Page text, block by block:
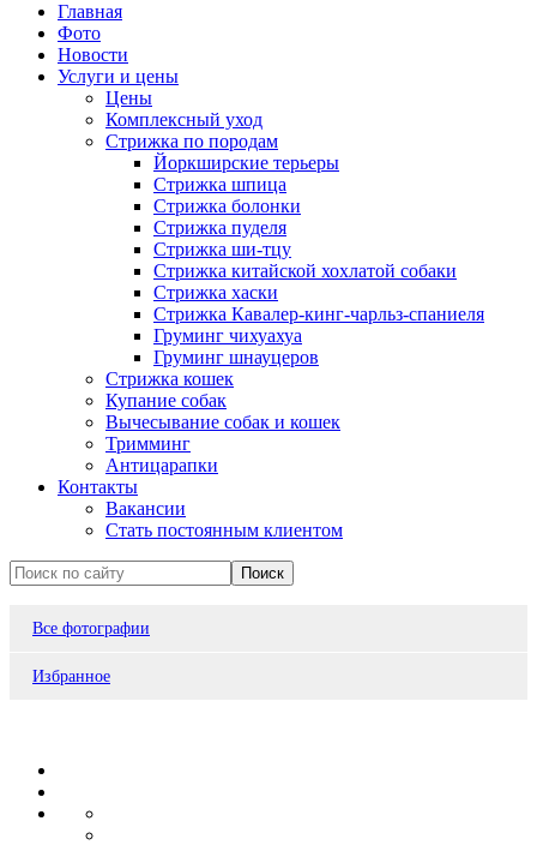
Главная
Фото
Новости
Услуги и цены
Цены
Комплексный уход
Стрижка по породам
Йоркширские терьеры
Стрижка шпица
Стрижка болонки
Стрижка пуделя
Стрижка ши-тцу
Стрижка китайской хохлатой собаки
Стрижка хаски
Стрижка Кавалер-кинг-чарльз-спаниеля
Груминг чихуахуа
Груминг шнауцеров
Стрижка кошек
Купание собак
Вычесывание собак и кошек
Тримминг
Антицарапки
Контакты
Вакансии
Стать постоянным клиентом
Все фотографии
Избранное